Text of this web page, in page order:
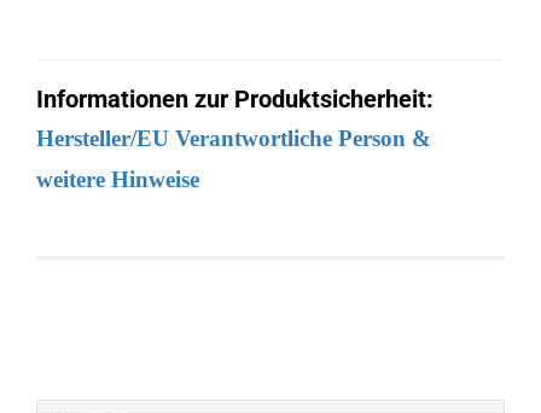
Informationen zur Produktsicherheit:
Hersteller/EU Verantwortliche Person &
weitere Hinweise